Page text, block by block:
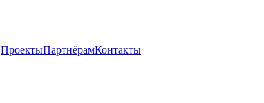
ПроектыПартнёрамКонтакты